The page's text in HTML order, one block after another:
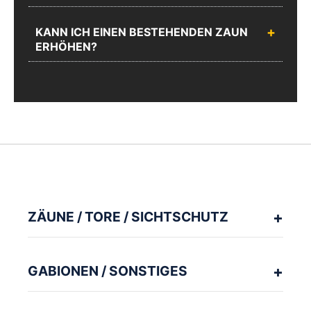
KANN ICH EINEN BESTEHENDEN ZAUN
ERHÖHEN?
ZÄUNE / TORE / SICHTSCHUTZ
GABIONEN / SONSTIGES